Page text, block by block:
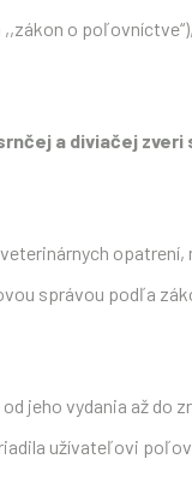
o
a diviačej zveri
správou podľa
jeho vydania až do
užívateľovi